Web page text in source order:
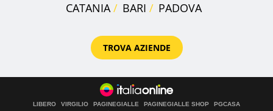
CATANIA
BARI PADOVA
TROVA AZIENDE
LIBERO VIRGILIO PAGINEGIALLE PAGINEGIALLE SHOP
PGCASA